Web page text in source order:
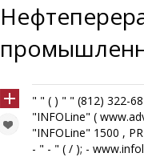
" " ( ) " " (812) 322-
"INFOLine" (
"INFOLine" 1500 ,
- " - " ( / ); -